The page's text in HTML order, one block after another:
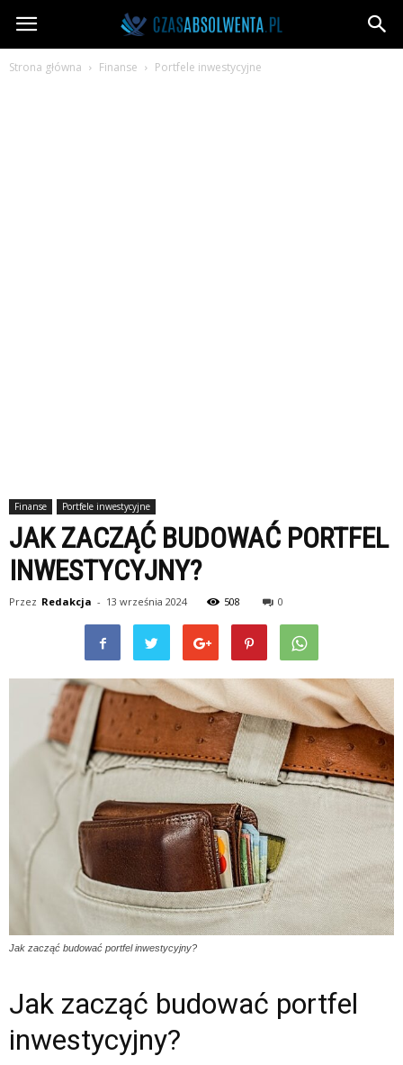
CzasAbsolwenta.pl
Strona główna Finanse Portfele inwestycyjne
Finanse Portfele inwestycyjne
JAK ZACZĄĆ BUDOWAĆ PORTFEL
INWESTYCYJNY?
Przez Redakcja - 13 września 2024 508 0
Jak zacząć budować portfel inwestycyjny?
Jak zacząć budować portfel
inwestycyjny?